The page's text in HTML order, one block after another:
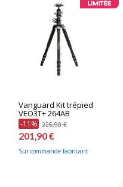
Vanguard Kit trépied
VEO3T+ 264AB
-11% 225,90 €
201,90 €
Sur commande fabricant